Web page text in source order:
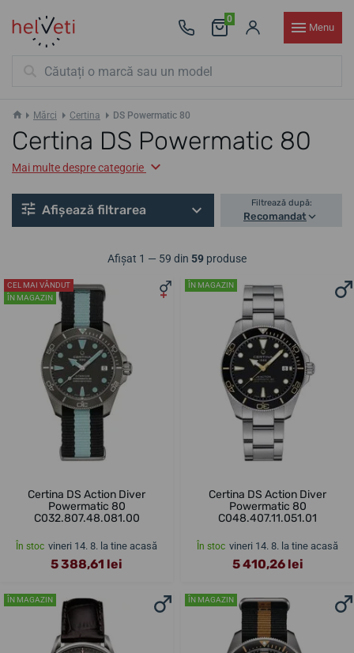
0
Menu
Mărci Certina DS Powermatic 80
Certina DS Powermatic 80
Mai multe despre categorie
Afișează filtrarea Filtrează după:
Recomandat
Afișat 1 — 59 din 59 produse
CEL MAI VÂNDUT
ÎN MAGAZIN
Certina DS Action Diver
Powermatic 80
C032.807.48.081.00
În stoc vineri 14. 8. la tine acasă
5 388,61 lei
ÎN MAGAZIN
Certina DS Action Diver
Powermatic 80
C048.407.11.051.01
În stoc vineri 14. 8. la tine acasă
5 410,26 lei
ÎN MAGAZIN ÎN MAGAZIN